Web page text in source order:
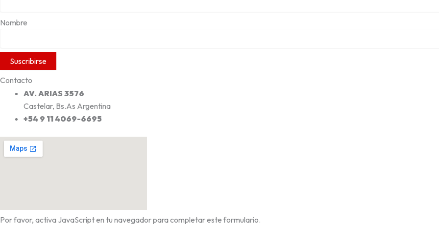
Nombre
Contacto
AV. ARIAS 3576
Castelar, Bs.As Argentina
+54 9 11 4069-6695
Por favor, activa JavaScript en tu navegador para completar este formulario.